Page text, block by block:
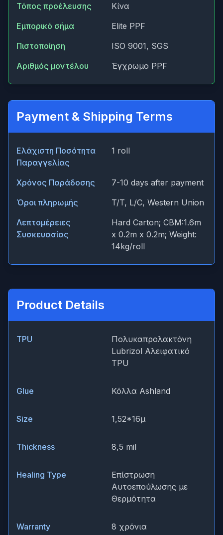
Τόπος προέλευσης
Κίνα
Εμπορικό σήμα
Elite PPF
Πιστοποίηση
ISO 9001, SGS
Αριθμός μοντέλου
Έγχρωμο PPF
Payment & Shipping Terms
Ελάχιστη Ποσότητα
Παραγγελίας
1 roll
Χρόνος Παράδοσης
7-10 days after payment
Όροι πληρωμής
T/T, L/C, Western Union
Λεπτομέρειες
Συσκευασίας
Hard Carton; CBM:1.6m
x 0.2m x 0.2m; Weight:
14kg/roll
Product Details
TPU
Πολυκαπρολακτόνη
Lubrizol Αλειφατικό
TPU
Glue Κόλλα Ashland
Size 1,52*16μ
Thickness 8,5 mil
Healing Type
Επίστρωση
Αυτοεπούλωσης με
Θερμότητα
Warranty 8 χρόνια